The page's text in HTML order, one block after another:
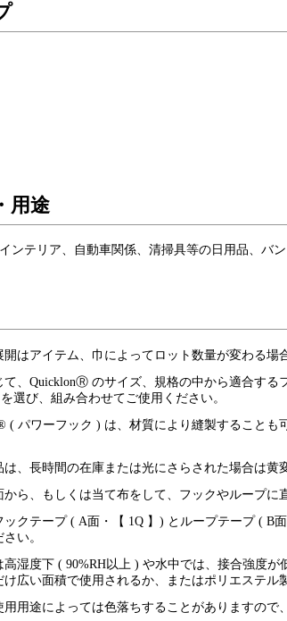
用途
ンテリア、自動車関係、清掃具等の日用品、バ
はアイテム、巾によってロット数量が変わる場
て、QuicklonⓇ のサイズ、規格の中から適合する
選び、組み合わせてご使用ください。
( パワーフック ) は、材質により縫製すること
は、長時間の在庫または光にさらされた場合は黄
から、もしくは当て布をして、フックやループに
ックテープ ( A面・【 1Q 】) とループテープ ( B
い。
高湿度下 ( 90%RH以上 ) や水中では、接合強度
広い面積で使用されるか、またはポリエステル
用途によっては色落ちすることがありますので